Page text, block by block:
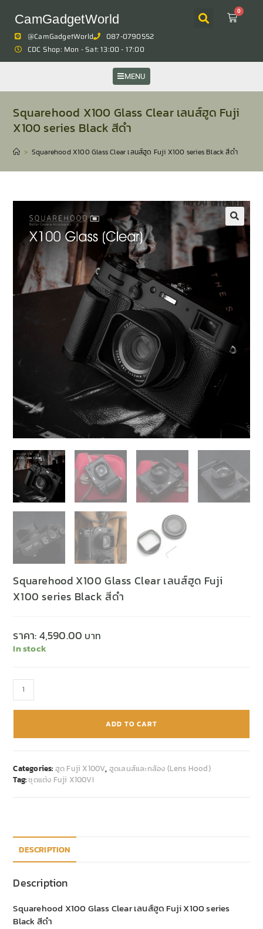
CamGadgetWorld
0
@CamGadgetWorld
087-0790552
CDC Shop: Mon - Sat: 13:00 - 17:00
MENU
Squarehood X100 Glass Clear เลนส์ฮูด Fuji
X100 series Black สีดำ
> Squarehood X100 Glass Clear เลนส์ฮูด Fuji X100 series Black สีดำ
Squarehood X100 Glass Clear เลนส์ฮูด Fuji
X100 series Black สีดำ
ราคา:4,590.00
In stock
ADD TO CART
Categories: ฮูด Fuji X100V, ฮูดเลนส์และกล้อง (Lens Hood)
Tag:ชุดแต่ง Fuji X100VI
DESCRIPTION
Description
Squarehood X100 Glass Clear เลนส์ฮูด Fuji X100 series
Black สีดำ